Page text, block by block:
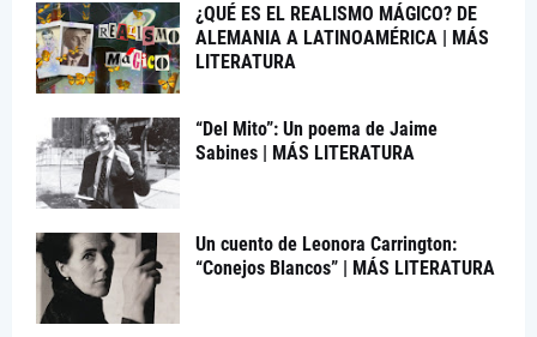
¿QUÉ ES EL REALISMO MÁGICO? DE
ALEMANIA A LATINOAMÉRICA | MÁS
LITERATURA
“Del Mito”: Un poema de Jaime
Sabines | MÁS LITERATURA
Un cuento de Leonora Carrington:
“Conejos Blancos” | MÁS LITERATURA